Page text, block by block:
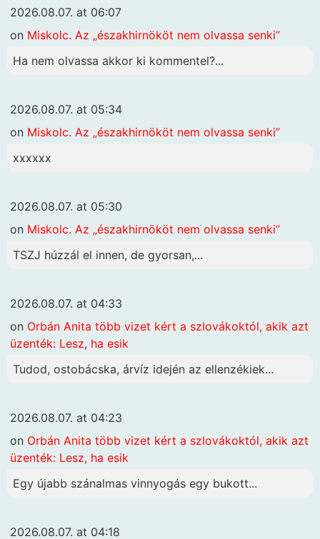
2026.08.07. at 06:07
on Miskolc. Az „északhirnököt nem olvassa senki”
Ha nem olvassa akkor ki kommentel?...
2026.08.07. at 05:34
on Miskolc. Az „északhirnököt nem olvassa senki”
xxxxxx
2026.08.07. at 05:30
on Miskolc. Az „északhirnököt nem olvassa senki”
TSZJ húzzál el innen, de gyorsan,...
2026.08.07. at 04:33
on Orbán Anita több vizet kért a szlovákoktól, akik azt
üzenték: Lesz, ha esik
Tudod, ostobácska, árvíz idején az ellenzékiek...
2026.08.07. at 04:23
on Orbán Anita több vizet kért a szlovákoktól, akik azt
üzenték: Lesz, ha esik
Egy újabb szánalmas vinnyogás egy bukott...
2026.08.07. at 04:18